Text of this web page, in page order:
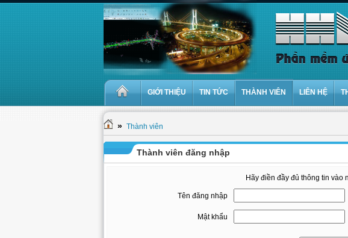
GIỚI THIỆU TIN TỨC THÀNH VIÊN LIÊN HỆ
» Thành viên
Thành viên đăng nhập
Hãy điền đầy đủ thông tin vào
Tên đăng nhập
Mật khẩu